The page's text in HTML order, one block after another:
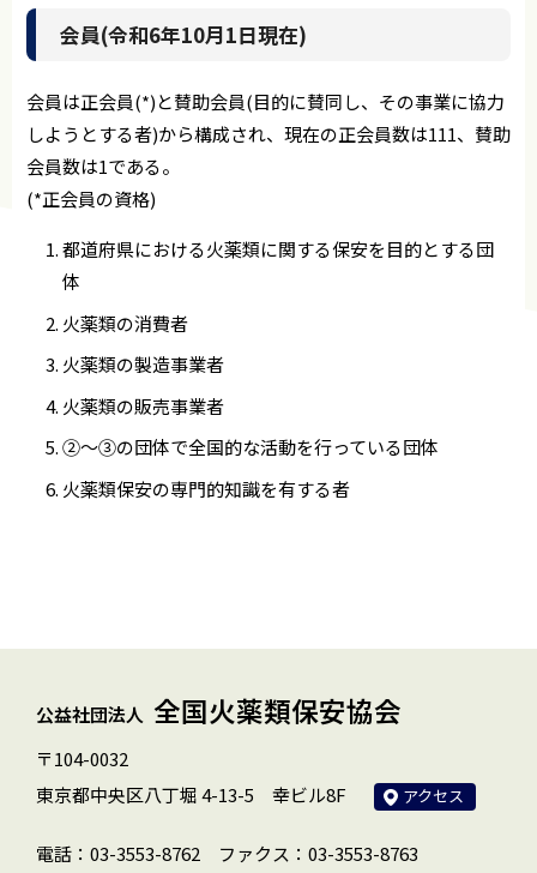
会員(令和6年10月1日現在)
会員は正会員(*)と賛助会員(目的に賛同し、その事業に協力
しようとする者)から構成され、現在の正会員数は111、賛助
会員数は1である。
(*正会員の資格)
都道府県における火薬類に関する保安を目的とする団
体
火薬類の消費者
火薬類の製造事業者
火薬類の販売事業者
②～③の団体で全国的な活動を行っている団体
火薬類保安の専門的知識を有する者
公益社団法人 全国火薬類保安協会
〒104-0032
東京都中央区八丁堀 4-13-5 幸ビル8F
アクセス
電話：03-3553-8762 ファクス：03-3553-8763